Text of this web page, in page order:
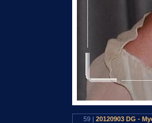
59 | 20120903 DG -